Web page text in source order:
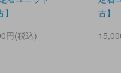
】
円(税込)
古】